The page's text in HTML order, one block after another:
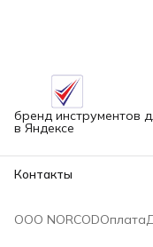
бренд инструментов
в Яндексе
Контакты
Телефон
ООО NORCODОплата